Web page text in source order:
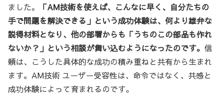
ました。
「AM技術を使えば、こんなに早く、自分たちの
手で問題を解決できる」という成功体験は、何より雄弁な
説得材料となり、他の部署からも「うちのこの部品も作れ
ないか？」という相談が舞い込むようになったのです。 信
頼は、こうした具体的な成功の積み重ねと共有から生まれ
ます。AM技術 ユーザー受容性は、命令ではなく、共感と
成功体験によって育まれるのです。